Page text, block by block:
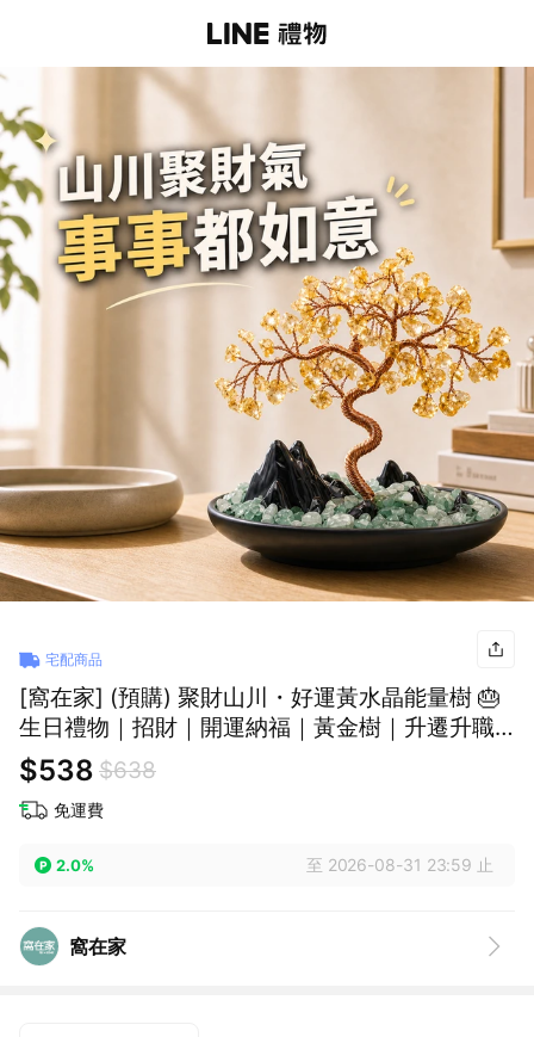
宅配商品
[窩在家] (預購) 聚財山川・好運黃水晶能量樹 🎂
生日禮物｜招財｜開運納福｜黃金樹｜升遷升職
｜喬遷｜開業開店｜同事｜獅子座｜七夕禮物｜
父親節
$538 $638
免運費
2.0% 至 2026-08-31 23:59 止
窩在家